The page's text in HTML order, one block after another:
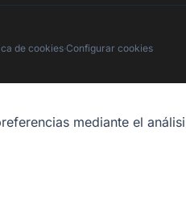
de cookies·Configurar cookies
mediante el